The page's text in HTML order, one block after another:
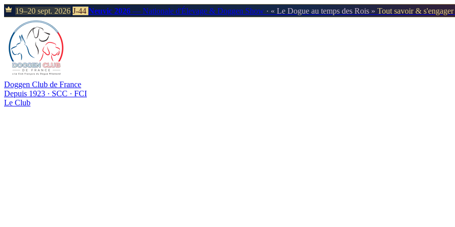
19–20 sept. 2026 J-44 Neuvic 2026 — Nationale d'Élevage & Doggen Show · « Le Dogue au temps des Rois » Tout savoir &
Doggen Club de France
Depuis 1923 · SCC · FCI
Le Club